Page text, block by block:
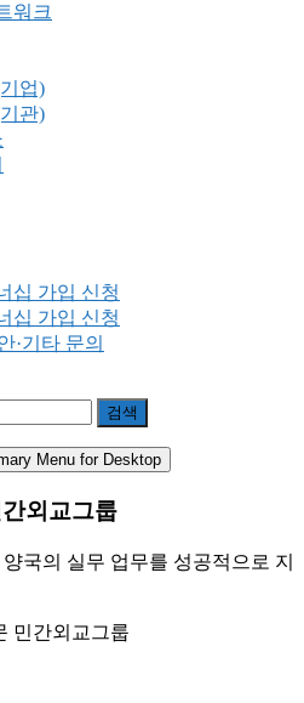
워크
업)
관)
십 가입 신청
십 가입 신청
·기타 문의
Menu for Desktop
외교그룹
국의 실무 업무를 성공적으로 지